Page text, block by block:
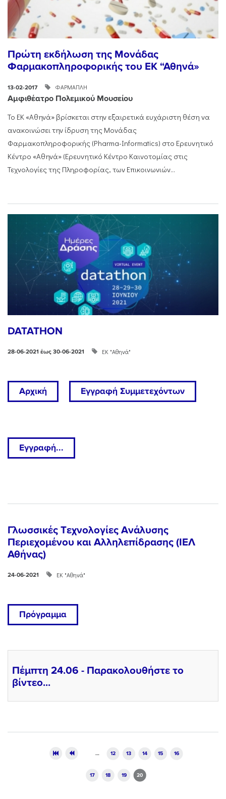
Πρώτη εκδήλωση της Μονάδας
Φαρμακοπληροφορικής του ΕΚ “Αθηνά»
13-02-2017 ΦΑΡΜΑΠΛΗ
Αμφιθέατρο Πολεμικού Μουσείου
Το ΕΚ «Αθηνά» βρίσκεται στην εξαιρετικά ευχάριστη θέση να
ανακοινώσει την ίδρυση της Μονάδας
Φαρμακοπληροφορικής (Pharma-Informatics) στο Ερευνητικό
Κέντρο «Αθηνά» (Ερευνητικό Κέντρο Καινοτομίας στις
Τεχνολογίες της Πληροφορίας, των Επικοινωνιών...
DATATHON
28-06-2021 έως 30-06-2021 ΕΚ "Αθηνά"
Αρχική Εγγραφή Συμμετεχόντων
Εγγραφή...
Γλωσσικές Tεχνολογίες Ανάλυσης
Περιεχομένου και Αλληλεπίδρασης (ΙΕΛ
Αθήνας)
24-06-2021 ΕΚ "Αθηνά"
Πρόγραμμα
Πέμπτη 24.06 - Παρακολουθήστε το
βίντεο...
… 12 13 14 15 16
17 18 19 20